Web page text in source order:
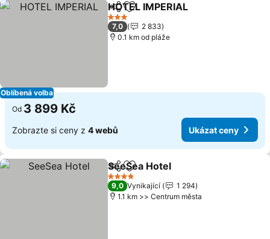
Oblíbená volba
SdíletPřidat na seznam oblíbených
HOTEL IMPERIAL
3 Počet hvězdiček
7,0
2 833
0.1 km od pláže
Od 3 899 Kč
Zobrazte si ceny z 4 webů Ukázat ceny
SdíletPřidat na seznam oblíbených
SeeSea Hotel
4 Počet hvězdiček
9,0 Vynikající
1 294
1.1 km >> Centrum města